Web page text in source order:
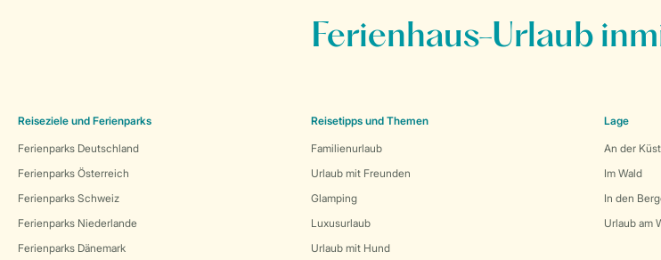
Ferienhaus-Urlaub
Reiseziele und Ferienparks
Ferienparks Deutschland
Ferienparks Österreich
Ferienparks Schweiz
Ferienparks Niederlande
Ferienparks Dänemark
Reisetipps und Themen
Familienurlaub
Urlaub mit Freunden
Glamping
Luxusurlaub
Urlaub mit Hund
Lage
An der
Im Wald
In den
Urlaub am